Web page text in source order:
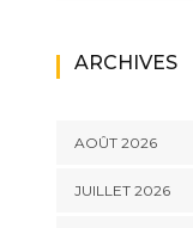
ARCHIVES
AOÛT 2026
JUILLET 2026